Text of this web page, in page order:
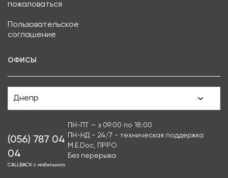
пожаловаться
Пользовательское
соглашение
ОФИСЫ
Днепр
(056) 787 04
04
CALLBACK с мобильного
ПН-ПТ — з 09:00 по 18:00
ПН-НД - 24/7 - техническая поддержка
M.E.Doc, ПРРО
Без перерыва